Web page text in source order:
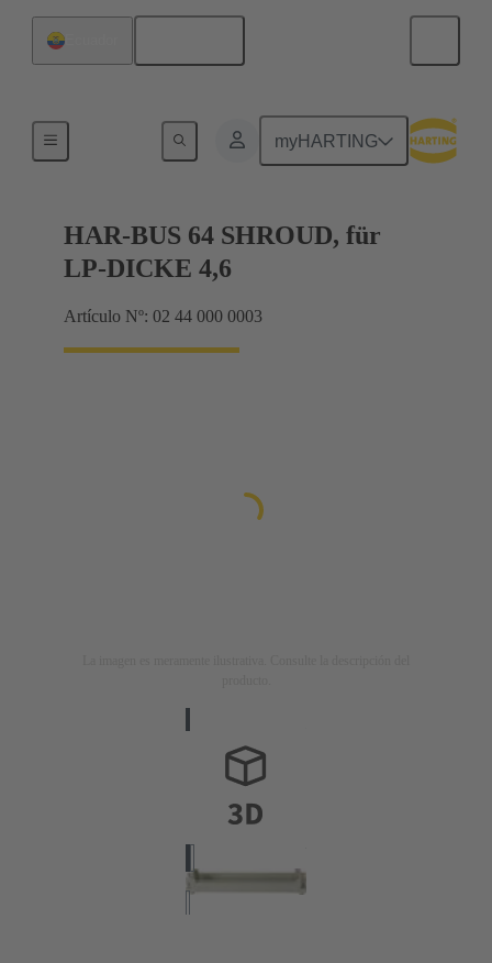
myHARTING
Terminación de placa madre a tarjeta hija
HAR-BUS 64 SHROUD, für
LP-DICKE 4,6
Artículo Nº: 02 44 000 0003